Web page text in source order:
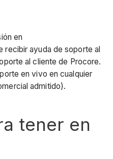
en
recibir ayuda de soporte al
al cliente de Procore.
en vivo en cualquier
admitido).
tener en